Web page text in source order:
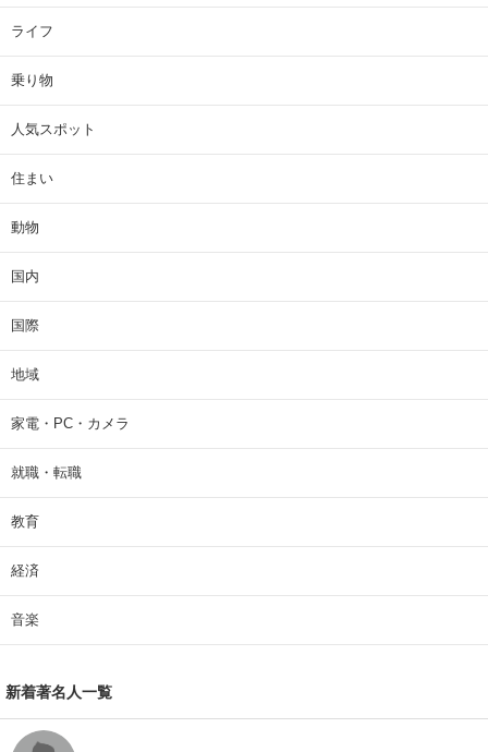
ライフ
乗り物
人気スポット
住まい
動物
国内
国際
地域
家電・PC・カメラ
就職・転職
教育
経済
音楽
新着著名人一覧